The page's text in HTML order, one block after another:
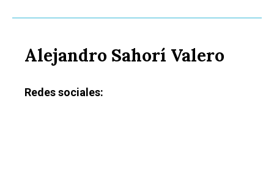
Alejandro Sahorí Valero
Redes sociales: